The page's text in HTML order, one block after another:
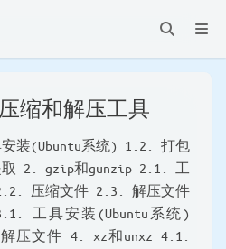
缩和解压工具
装(Ubuntu系统) 1.2. 打包
2. gzip和gunzip 2.1. 工
压缩文件 2.3. 解压文件
工具安装(Ubuntu系统)
压文件 4. xz和unxz 4.1.